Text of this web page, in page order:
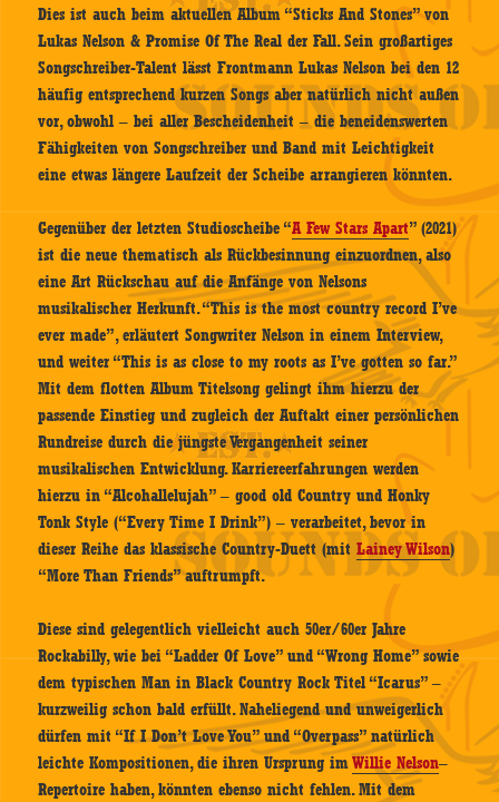
Dies ist auch beim aktuellen Album “Sticks And Stones” von
Lukas Nelson & Promise Of The Real der Fall. Sein großartiges
Songschreiber-Talent lässt Frontmann Lukas Nelson bei den 12
häufig entsprechend kurzen Songs aber natürlich nicht außen
vor, obwohl – bei aller Bescheidenheit – die beneidenswerten
Fähigkeiten von Songschreiber und Band mit Leichtigkeit
eine etwas längere Laufzeit der Scheibe arrangieren könnten.
Gegenüber der letzten Studioscheibe “A Few Stars Apart” (2021)
ist die neue thematisch als Rückbesinnung einzuordnen, also
eine Art Rückschau auf die Anfänge von Nelsons
musikalischer Herkunft. “This is the most country record I’ve
ever made”, erläutert Songwriter Nelson in einem Interview,
und weiter “This is as close to my roots as I’ve gotten so far.”
Mit dem flotten Album Titelsong gelingt ihm hierzu der
passende Einstieg und zugleich der Auftakt einer persönlichen
Rundreise durch die jüngste Vergangenheit seiner
musikalischen Entwicklung. Karriereerfahrungen werden
hierzu in “Alcohallelujah” – good old Country und Honky
Tonk Style (“Every Time I Drink”) – verarbeitet, bevor in
dieser Reihe das klassische Country-Duett (mitLainey Wilson)
“More Than Friends” auftrumpft.
Diese sind gelegentlich vielleicht auch 50er/60er Jahre
Rockabilly, wie bei “Ladder Of Love” und “Wrong Home” sowie
dem typischen Man in Black Country Rock Titel “Icarus” –
kurzweilig schon bald erfüllt. Naheliegend und unweigerlich
dürfen mit “If I Don’t Love You” und “Overpass” natürlich
leichte Kompositionen, die ihren Ursprung imWillie Nelson–
Repertoire haben, könnten ebenso nicht fehlen. Mit dem